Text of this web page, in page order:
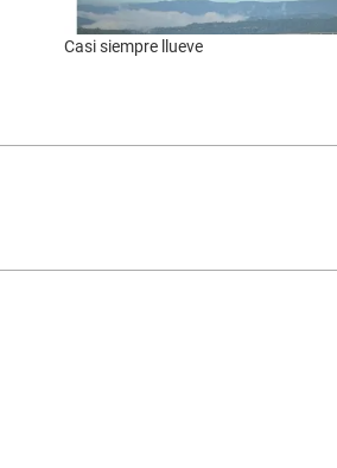
Casi siempre llueve